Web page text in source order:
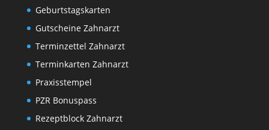
Geburtstagskarten
Gutscheine Zahnarzt
Terminzettel Zahnarzt
Terminkarten Zahnarzt
Praxisstempel
PZR Bonuspass
Rezeptblock Zahnarzt